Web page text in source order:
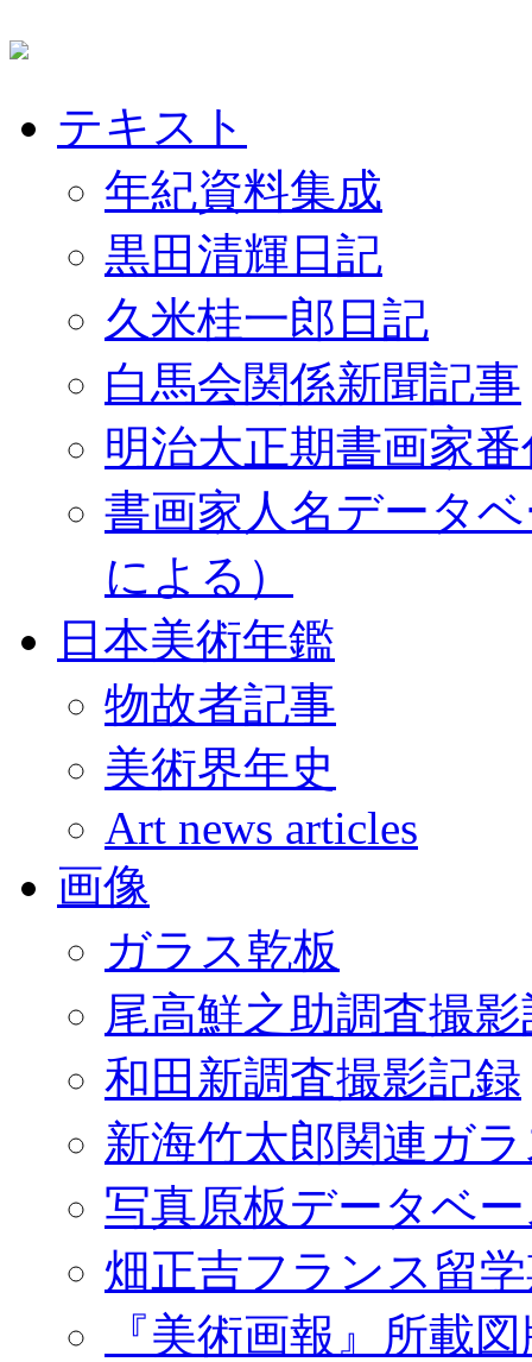
テキスト
年紀資料集成
黒田清輝日記
久米桂一郎日記
白馬会関係新聞記事
明治大正期書画家
書画家人名データ
による）
日本美術年鑑
物故者記事
美術界年史
Art news articles
画像
ガラス乾板
尾高鮮之助調査撮
和田新調査撮影記録
新海竹太郎関連ガ
写真原板データベ
畑正吉フランス留
『美術画報』所載